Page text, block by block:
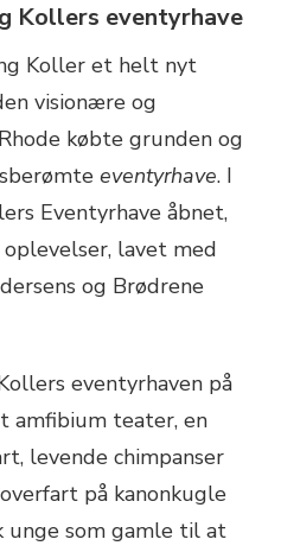
Kollers eventyrhave
Koller et helt nyt
visionære og
købte grunden og
eventyrhave. I
Eventyrhave åbnet,
lavet med
og Brødrene
eventyrhaven på
amfibium teater, en
levende chimpanser
på kanonkugle
unge som gamle til at